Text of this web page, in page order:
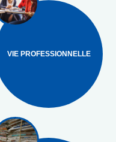
VIE PROFESSIONNELLE